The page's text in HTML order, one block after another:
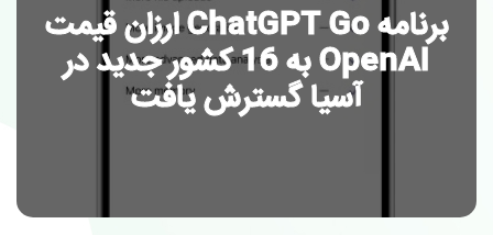
برنامه ChatGPT Go ارزان قیمت
OpenAI به 16 کشور جدید در
آسیا گسترش یافت